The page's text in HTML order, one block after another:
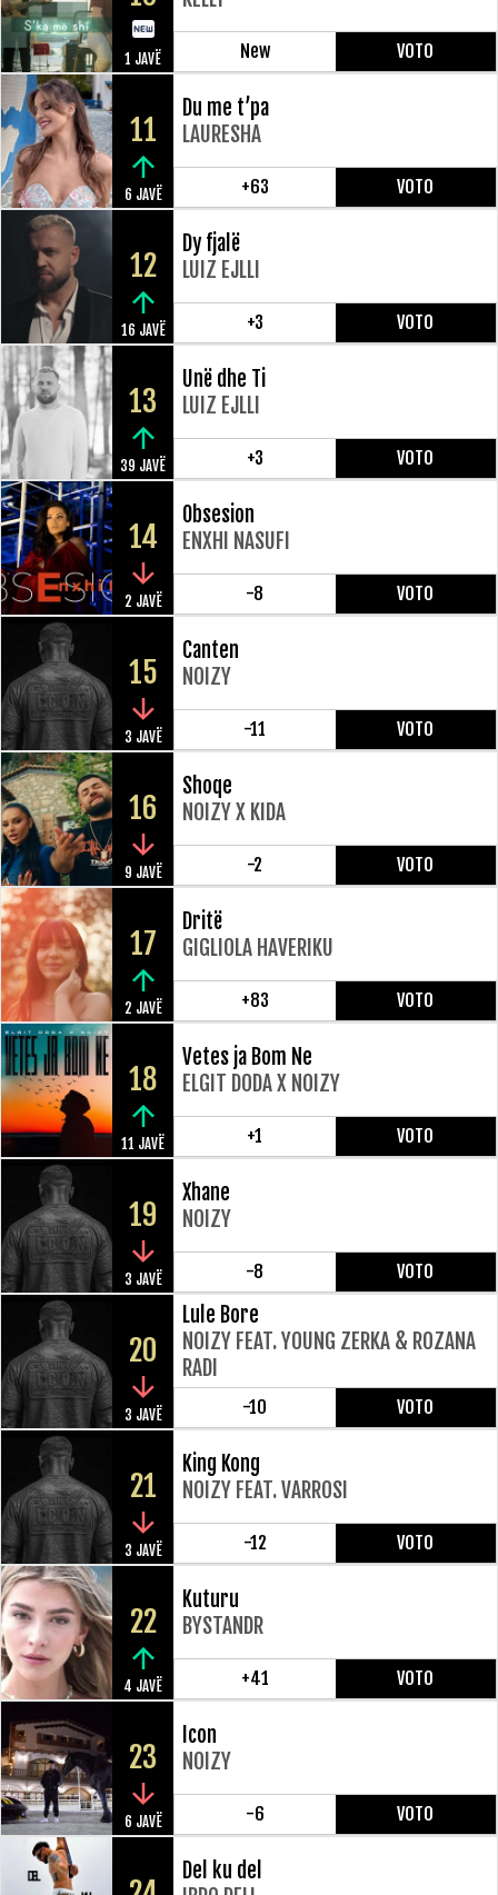
1 JAVË New VOTO
11
6 JAVË
Du me t’pa
LAURESHA
+63 VOTO
12
16 JAVË
Dy fjalë
LUIZ EJLLI
+3 VOTO
13
39 JAVË
Unë dhe Ti
LUIZ EJLLI
+3 VOTO
14
2 JAVË
Obsesion
ENXHI NASUFI
-8 VOTO
15
3 JAVË
Canten
NOIZY
-11 VOTO
16
9 JAVË
Shoqe
NOIZY X KIDA
-2 VOTO
17
2 JAVË
Dritë
GIGLIOLA HAVERIKU
+83 VOTO
18
11 JAVË
Vetes ja Bom Ne
ELGIT DODA X NOIZY
+1 VOTO
19
3 JAVË
Xhane
NOIZY
-8 VOTO
20
3 JAVË
Lule Bore
NOIZY FEAT. YOUNG ZERKA & ROZANA
RADI
-10 VOTO
21
3 JAVË
King Kong
NOIZY FEAT. VARROSI
-12 VOTO
22
4 JAVË
Kuturu
BYSTANDR
+41 VOTO
23
6 JAVË
Icon
NOIZY
-6 VOTO
Del ku del